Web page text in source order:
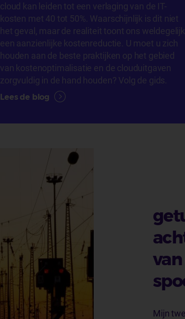
cloud kan leiden tot een verlaging van de IT-
kosten met 40 tot 50%. Waarschijnlijk is dit niet
het geval, maar de realiteit toont ons weldegelijk
een aanzienlijke kostenreductie. U moet u zich
houden aan de beste praktijken op het gebied
van kostenoptimalisatie en de clouduitgaven
zorgvuldig in de hand houden? Volg de gids.
Lees de blog
Mijn